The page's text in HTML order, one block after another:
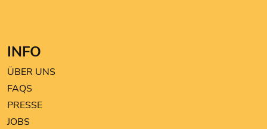
ROMA Friseurbedarf
Tchibo
The Hairstyle
TK MAXX
Triumph
INFO
ÜBER UNS
FAQS
PRESSE
JOBS